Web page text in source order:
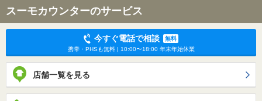
スーモカウンターのサービス
今すぐ電話で相談
無料
携帯・PHSも無料 | 10:00〜18:00 年末年始休業
店舗一覧を見る